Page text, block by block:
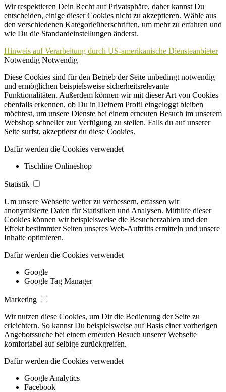
Wir respektieren Dein Recht auf Privatsphäre, daher kannst Du
entscheiden, einige dieser Cookies nicht zu akzeptieren. Wähle aus
den verschiedenen Kategorieüberschriften, um mehr zu erfahren und
wie Du die Standardeinstellungen änderst.
Hinweis auf Verarbeitung durch US-amerikanische Diensteanbieter
Notwendig Notwendig
Diese Cookies sind für den Betrieb der Seite unbedingt notwendig
und ermöglichen beispielsweise sicherheitsrelevante
Funktionalitäten. Außerdem können wir mit dieser Art von Cookies
ebenfalls erkennen, ob Du in Deinem Profil eingeloggt bleiben
möchtest, um unsere Dienste bei einem erneuten Besuch im unserem
Webshop schneller zur Verfügung zu stellen. Falls du auf unserer
Seite surfst, akzeptierst du diese Cookies.
Dafür werden die Cookies verwendet
Tischline Onlineshop
Statistik
Um unsere Webseite weiter zu verbessern, erfassen wir
anonymisierte Daten für Statistiken und Analysen. Mithilfe dieser
Cookies können wir beispielsweise die Besucherzahlen und den
Effekt bestimmter Seiten unseres Web-Auftritts ermitteln und unsere
Inhalte optimieren.
Dafür werden die Cookies verwendet
Google
Google Tag Manager
Marketing
Wir nutzen diese Cookies, um Dir die Bedienung der Seite zu
erleichtern. So kannst Du beispielsweise auf Basis einer vorherigen
Angebotssuche bei einem erneuten Besuch unserer Webseite
komfortabel auf selbige zurückgreifen.
Dafür werden die Cookies verwendet
Google Analytics
Facebook